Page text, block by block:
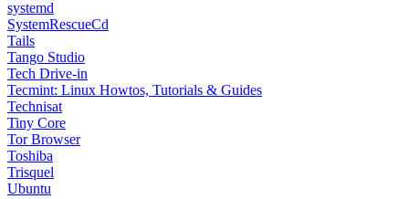
systemd
SystemRescueCd
Tails
Tango Studio
Tech Drive-in
Tecmint: Linux Howtos, Tutorials & Guides
Technisat
Tiny Core
Tor Browser
Toshiba
Trisquel
Ubuntu